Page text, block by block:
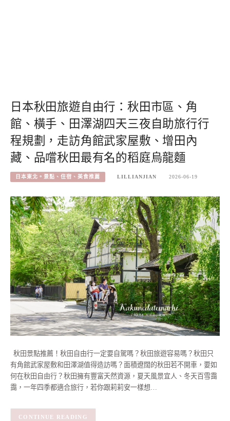
日本秋田旅遊自由行：秋田市區、角
館、橫手、田澤湖四天三夜自助旅行行
程規劃，走訪角館武家屋敷、增田內
藏、品嚐秋田最有名的稻庭烏龍麵
日本東北。景點、住宿、美食推薦 LILLIANJIAN 2026-06-19
秋田景點推薦！秋田自由行一定要自駕嗎？秋田旅遊容易嗎？秋田只
有角館武家屋敷和田澤湖值得造訪嗎？面積遼闊的秋田若不開車，要如
何在秋田自由行？秋田擁有豐富天然資源，夏天風景宜人、冬天百雪靄
靄，一年四季都適合旅行，若你跟莉莉安一樣想…
CONTINUE READING